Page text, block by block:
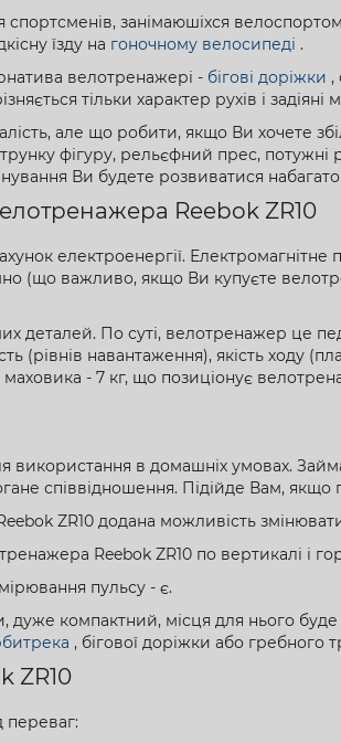
занімаюшіхся
їзду на гоночному велосипеді .
велотренажері - бігові доріжки ,
тільки характер рухів і задіяні
але що робити, якщо Ви хочете
фігуру, рельєфний прес, потужні
Ви будете розвиватися
Reebok ZR10
електроенергії.
(що важливо, якщо Ви купуєте
деталей. По суті, велотренажер це
(рівнів навантаження), якість ходу
- 7 кг, що позиціонує
в домашніх умовах.
співвідношення. Підійде Вам,
ZR10 додана можливість
Reebok ZR10 по вертикалі і
пульсу - є.
дуже компактний, місця для нього
, бігової доріжки або гребного
ZR10
переваг: